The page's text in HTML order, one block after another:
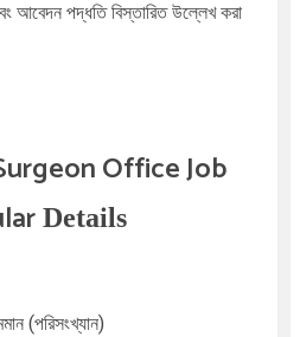
আবেদন পদ্ধতি বিস্তারিত উল্লেখ করা
Office Job
Details
(পরিসংখ্যান)